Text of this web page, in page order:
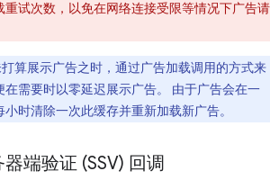
试次数，以免在网络连接受限等情况下广告请
算展示广告之时，通过广告加载调用的方式来
需要时以零延迟展示广告。 由于广告会在一
时清除一次此缓存并重新加载新广告。
端验证 (SSV) 回调